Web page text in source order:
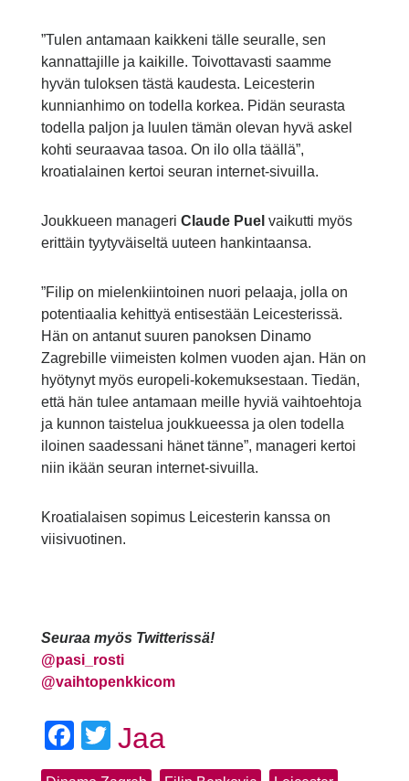
”Tulen antamaan kaikkeni tälle seuralle, sen
kannattajille ja kaikille. Toivottavasti saamme
hyvän tuloksen tästä kaudesta. Leicesterin
kunnianhimo on todella korkea. Pidän seurasta
todella paljon ja luulen tämän olevan hyvä askel
kohti seuraavaa tasoa. On ilo olla täällä”,
kroatialainen kertoi seuran internet-sivuilla.
Joukkueen manageri Claude Puel vaikutti myös
erittäin tyytyväiseltä uuteen hankintaansa.
”Filip on mielenkiintoinen nuori pelaaja, jolla on
potentiaalia kehittyä entisestään Leicesterissä.
Hän on antanut suuren panoksen Dinamo
Zagrebille viimeisten kolmen vuoden ajan. Hän on
hyötynyt myös europeli-kokemuksestaan. Tiedän,
että hän tulee antamaan meille hyviä vaihtoehtoja
ja kunnon taistelua joukkueessa ja olen todella
iloinen saadessani hänet tänne”, manageri kertoi
niin ikään seuran internet-sivuilla.
Kroatialaisen sopimus Leicesterin kanssa on
viisivuotinen.
Seuraa myös Twitterissä!
@pasi_rosti
@vaihtopenkkicom
Facebook
Twitter
Jaa